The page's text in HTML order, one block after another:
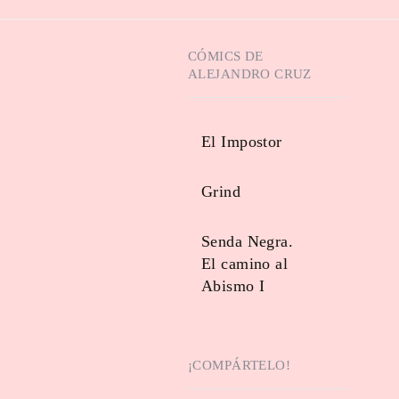
CÓMICS DE
ALEJANDRO CRUZ
El Impostor
Grind
Senda Negra.
El camino al
Abismo I
¡COMPÁRTELO!